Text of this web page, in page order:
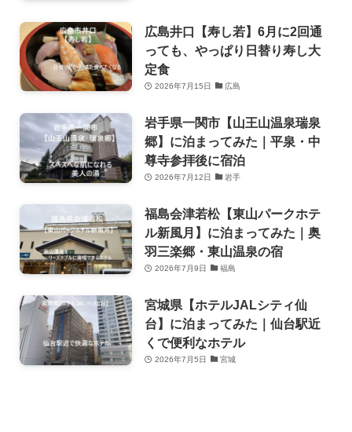
広島井口【寿し若】6月に2回通
っても、やっぱり日替り寿し大
定食
2026年7月15日 広島
岩手県一関市【山王山温泉瑞泉
郷】に泊まってみた｜平泉・中
尊寺参拝後に宿泊
2026年7月12日 岩手
福島会津若松【東山パークホテ
ル新風月】に泊まってみた｜奥
羽三楽郷・東山温泉の宿
2026年7月9日 福島
宮城県【ホテルJALシティ仙
台】に泊まってみた｜仙台駅近
くで便利なホテル
2026年7月5日 宮城